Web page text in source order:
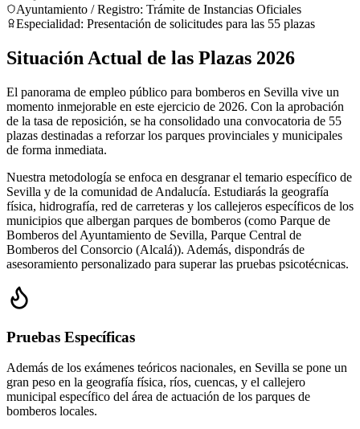
Ayuntamiento / Registro: Trámite de Instancias Oficiales
Especialidad: Presentación de solicitudes para las 55 plazas
Situación Actual de las Plazas 2026
El panorama de empleo público para bomberos en Sevilla vive un
momento inmejorable en este ejercicio de 2026. Con la aprobación
de la tasa de reposición, se ha consolidado una convocatoria de 55
plazas destinadas a reforzar los parques provinciales y municipales
de forma inmediata.
Nuestra metodología se enfoca en desgranar el temario específico de
Sevilla y de la comunidad de Andalucía. Estudiarás la geografía
física, hidrografía, red de carreteras y los callejeros específicos de los
municipios que albergan parques de bomberos (como Parque de
Bomberos del Ayuntamiento de Sevilla, Parque Central de
Bomberos del Consorcio (Alcalá)). Además, dispondrás de
asesoramiento personalizado para superar las pruebas psicotécnicas.
Pruebas Específicas
Además de los exámenes teóricos nacionales, en Sevilla se pone un
gran peso en la geografía física, ríos, cuencas, y el callejero
municipal específico del área de actuación de los parques de
bomberos locales.